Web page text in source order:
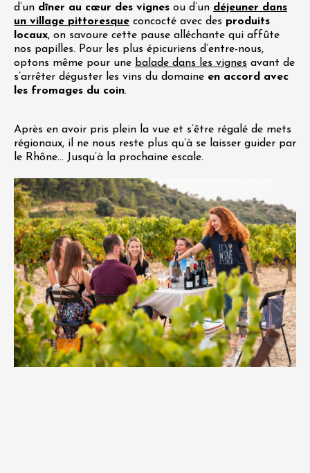
d’un dîner au cœur des vignes ou d’un déjeuner dans
un village pittoresque concocté avec des produits
locaux, on savoure cette pause alléchante qui affûte
nos papilles. Pour les plus épicuriens d’entre-nous,
optons même pour une balade dans les vignes avant de
s’arrêter déguster les vins du domaine en accord avec
les fromages du coin.
Après en avoir pris plein la vue et s’être régalé de mets
régionaux, il ne nous reste plus qu’à se laisser guider par
le Rhône… Jusqu’à la prochaine escale.